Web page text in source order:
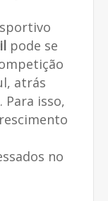
pode se
atrás
Para isso,
no